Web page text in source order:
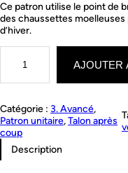
Ce patron utilise le point de
des chaussettes
d’hiver.
n
i
t
é
e
AJOUTER
Catégorie : 3. Avancé
Patron unitaire, Talon après
coup
Description